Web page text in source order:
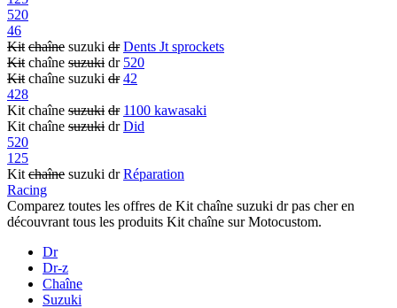
520
46
Kit chaîne suzuki dr Dents Jt sprockets
Kit chaîne suzuki dr 520
Kit chaîne suzuki dr 42
428
Kit chaîne suzuki dr 1100 kawasaki
Kit chaîne suzuki dr Did
520
125
Kit chaîne suzuki dr Réparation
Racing
Comparez toutes les offres de Kit chaîne suzuki dr pas cher en
découvrant tous les produits Kit chaîne sur Motocustom.
Dr
Dr-z
Chaîne
Suzuki